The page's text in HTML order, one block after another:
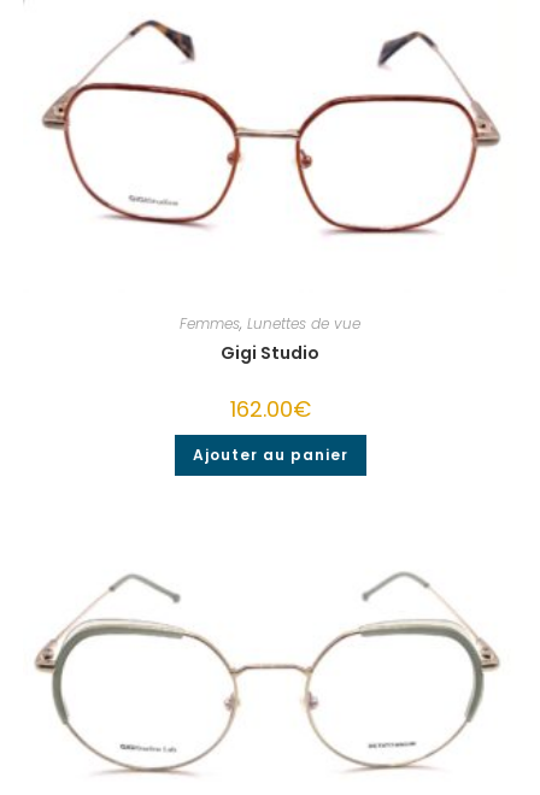
Femmes, Lunettes de vue
Gigi Studio
162.00€
Ajouter au panier